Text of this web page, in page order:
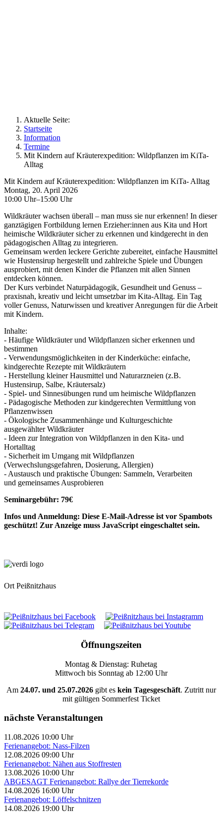
Aktuelle Seite:
Startseite
Information
Termine
Mit Kindern auf Kräuterexpedition: Wildpflanzen im KiTa-
Alltag
Mit Kindern auf Kräuterexpedition: Wildpflanzen im KiTa- Alltag
Montag, 20. April 2026
10:00 Uhr–15:00 Uhr
Wildkräuter wachsen überall – man muss sie nur erkennen! In dieser
ganztägigen Fortbildung lernen Erzieher:innen aus Kita und Hort
heimische Wildkräuter sicher zu erkennen und kindgerecht in den
pädagogischen Alltag zu integrieren.
Gemeinsam werden leckere Gerichte zubereitet, einfache Hausmittel
wie Hustensirup hergestellt und zahlreiche Spiele und Übungen
ausprobiert, mit denen Kinder die Pflanzen mit allen Sinnen
entdecken können.
Der Kurs verbindet Naturpädagogik, Gesundheit und Genuss –
praxisnah, kreativ und leicht umsetzbar im Kita-Alltag. Ein Tag
voller Genuss, Naturwissen und kreativer Anregungen für die Arbeit
mit Kindern.
Inhalte:
- Häufige Wildkräuter und Wildpflanzen sicher erkennen und
bestimmen
- Verwendungsmöglichkeiten in der Kinderküche: einfache,
kindgerechte Rezepte mit Wildkräutern
- Herstellung kleiner Hausmittel und Naturarzneien (z.B.
Hustensirup, Salbe, Kräutersalz)
- Spiel- und Sinnesübungen rund um heimische Wildpflanzen
- Pädagogische Methoden zur kindgerechten Vermittlung von
Pflanzenwissen
- Ökologische Zusammenhänge und Kulturgeschichte
ausgewählter Wildkräuter
- Ideen zur Integration von Wildpflanzen in den Kita- und
Hortalltag
- Sicherheit im Umgang mit Wildpflanzen
(Verwechslungsgefahren, Dosierung, Allergien)
- Austausch und praktische Übungen: Sammeln, Verarbeiten
und gemeinsames Ausprobieren
Seminargebühr: 79€
Infos und Anmeldung: Diese E-Mail-Adresse ist vor Spambots
geschützt! Zur Anzeige muss JavaScript eingeschaltet sein.
Ort Peißnitzhaus
Öffnungszeiten
Montag & Dienstag: Ruhetag
Mittwoch bis Sonntag ab 12:00 Uhr
Am 24.07. und 25.07.2026gibt eskein Tagesgeschäft. Zutritt nur
mit gültigen Sommerfest Ticket
nächste Veranstaltungen
11.08.2026 10:00 Uhr
Ferienangebot: Nass-Filzen
12.08.2026 09:00 Uhr
Ferienangebot: Nähen aus Stoffresten
13.08.2026 10:00 Uhr
ABGESAGT Ferienangebot: Rallye der Tierrekorde
14.08.2026 16:00 Uhr
Ferienangebot: Löffelschnitzen
14.08.2026 19:00 Uhr